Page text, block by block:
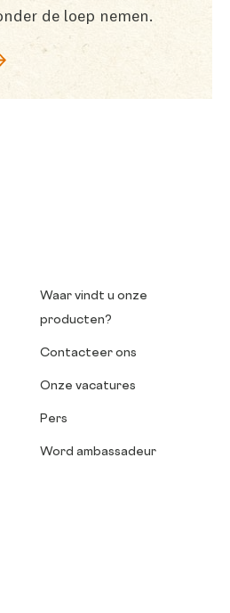
de loep nemen.
Waar vindt u onze
producten?
Contacteer ons
Onze vacatures
Pers
Word ambassadeur
Instagram
sur Youtube